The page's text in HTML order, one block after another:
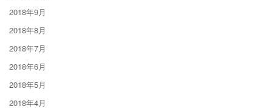
2018年9月
2018年8月
2018年7月
2018年6月
2018年5月
2018年4月